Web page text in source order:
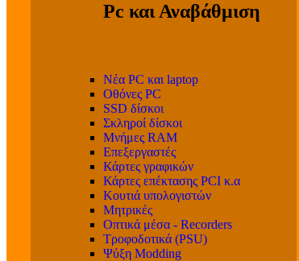
Pc και Αναβάθμιση
Νέα PC και laptop
Οθόνες PC
SSD δίσκοι
Σκληροί δίσκοι
Μνήμες RAM
Επεξεργαστές
Κάρτες γραφικών
Κάρτες επέκτασης PCI κ.α
Κουτιά υπολογιστών
Μητρικές
Οπτικά μέσα - Recorders
Τροφοδοτικά (PSU)
Ψύξη Modding